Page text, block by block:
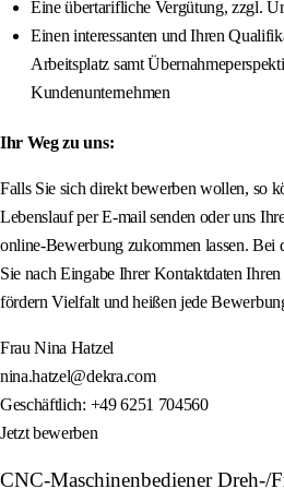
Eine übertarifliche Vergütung, zzgl.
Einen interessanten und Ihren
Arbeitsplatz samt
Kundenunternehmen
Ihr Weg zu uns:
Falls Sie sich direkt bewerben wollen, so
Lebenslauf per E-mail senden oder uns
online-Bewerbung zukommen lassen. Bei
Sie nach Eingabe Ihrer Kontaktdaten
fördern Vielfalt und heißen jede
Frau Nina Hatzel
nina.hatzel@dekra.com
Geschäftlich: +49 6251 704560
Jetzt bewerben
CNC-Maschinenbediener Dreh-/